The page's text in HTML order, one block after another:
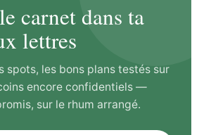
carnet dans ta
lettres
spots, les bons plans testés sur
encore confidentiels —
sur le rhum arrangé.